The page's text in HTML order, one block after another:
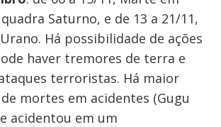
Saturno, e de 13 a 21/11,
Há possibilidade de ações
haver tremores de terra e
terroristas. Há maior
mortes em acidentes (Gugu
acidentou em um